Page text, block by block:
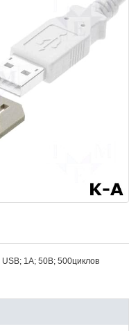
1А; 50В; 500циклов